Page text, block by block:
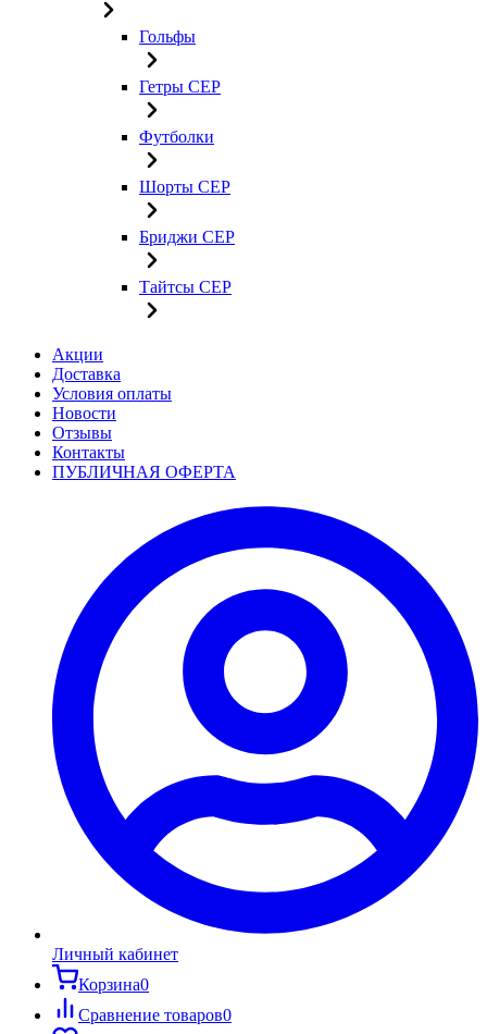
Гольфы
Гетры CEP
Футболки
Шорты CEP
Бриджи CEP
Тайтсы CEP
Акции
Доставка
Условия оплаты
Новости
Отзывы
Контакты
ПУБЛИЧНАЯ ОФЕРТА
Личный кабинет
Корзина0
Сравнение товаров0